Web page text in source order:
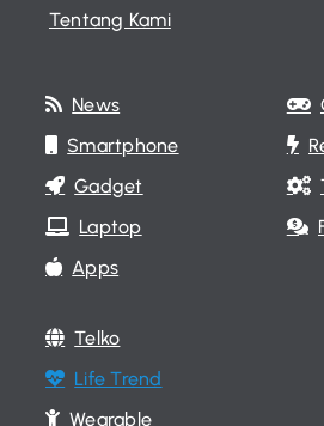
Tentang Kami
News
Smartphone
Gadget
Laptop
Apps
Telko
Life Trend
Wearable